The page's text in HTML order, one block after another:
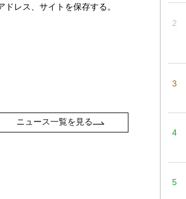
レス、サイトを保存する。
ニュース一覧を見る